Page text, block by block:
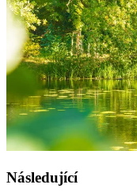
Následující